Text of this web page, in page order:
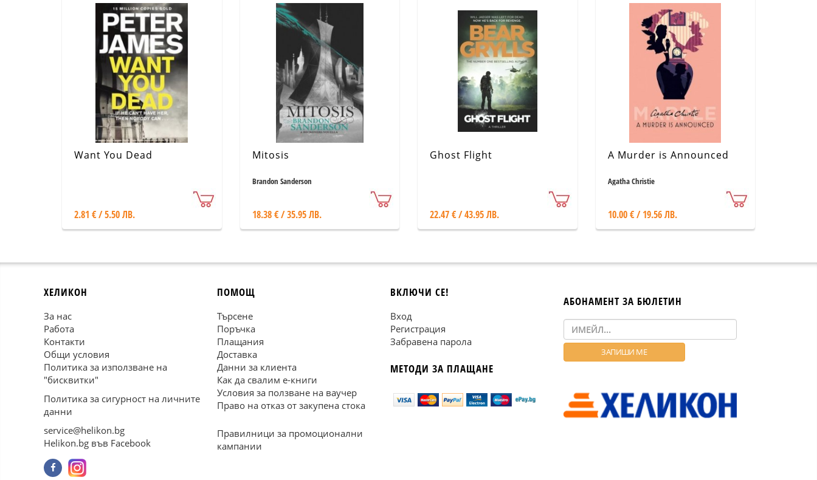
Want You Dead
2.81 € / 5.50 ЛВ.
Mitosis
Brandon Sanderson
18.38 € / 35.95 ЛВ.
Ghost Flight
22.47 € / 43.95 ЛВ.
A Murder is Announced
Agatha Christie
10.00 € / 19.56 ЛВ.
ХЕЛИКОН
За нас
Работа
Контакти
Общи условия
Политика за използване на
"бисквитки"
Политика за сигурност на личните
данни
service@helikon.bg
Helikon.bg във Facebook
ПОМОЩ
Търсене
Поръчка
Плащания
Доставка
Данни за клиента
Как да свалим е-книги
Условия за ползване на ваучер
Право на отказ от закупена стока
Правилници за промоционални
кампании
ВКЛЮЧИ СЕ!
Вход
Регистрация
Забравена парола
МЕТОДИ ЗА ПЛАЩАНЕ
АБОНАМЕНТ ЗА БЮЛЕТИН